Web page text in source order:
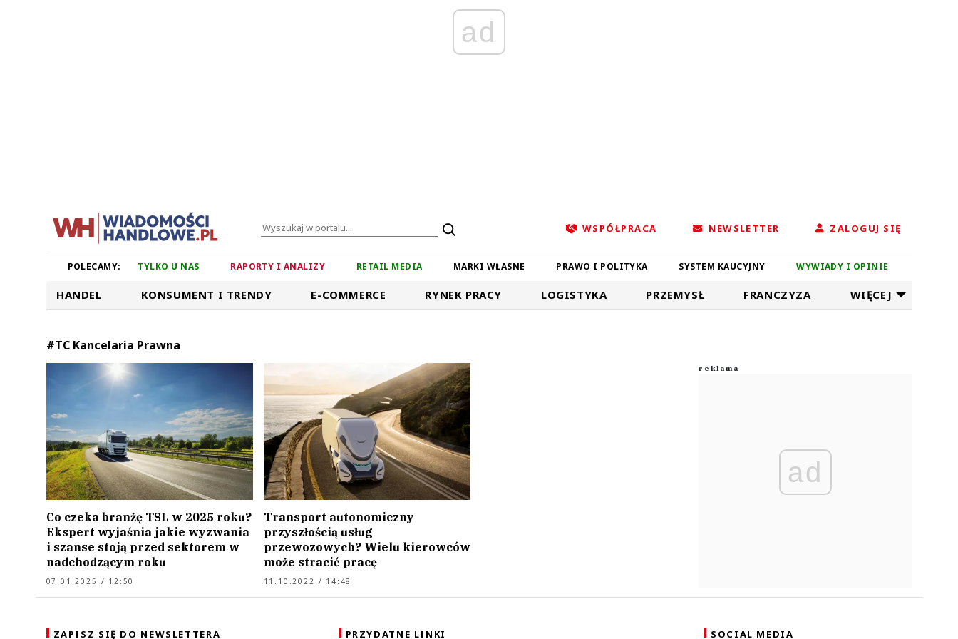
ad
WSPÓŁPRACA NEWSLETTER ZALOGUJ SIĘ
POLECAMY: TYLKO U NAS RAPORTY I ANALIZY RETAIL MEDIA MARKI WŁASNE PRAWO I POLITYKA SYSTEM KAUCYJNY WYWIADY I OPINIE
HANDEL KONSUMENT I TRENDY E-COMMERCE RYNEK PRACY LOGISTYKA PRZEMYSŁ FRANCZYZA WIĘCEJ
#TC Kancelaria Prawna
Co czeka branżę TSL w 2025 roku?
Ekspert wyjaśnia jakie wyzwania
i szanse stoją przed sektorem w
nadchodzącym roku
07.01.2025 / 12:50
Transport autonomiczny
przyszłością usług
przewozowych? Wielu kierowców
może stracić pracę
11.10.2022 / 14:48
ad
ZAPISZ SIĘ DO NEWSLETTERA PRZYDATNE LINKI SOCIAL MEDIA